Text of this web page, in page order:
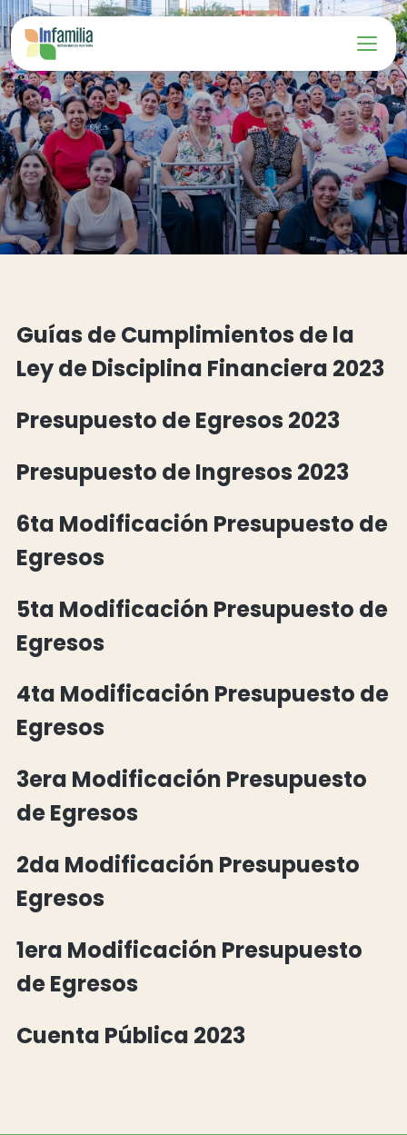
Guías de Cumplimientos de la
Ley de Disciplina Financiera 2023
Presupuesto de Egresos 2023
Presupuesto de Ingresos 2023
6ta Modificación Presupuesto de
Egresos
5ta Modificación Presupuesto de
Egresos
4ta Modificación Presupuesto de
Egresos
3era Modificación Presupuesto
de Egresos
2da Modificación Presupuesto
Egresos
1era Modificación Presupuesto
de Egresos
Cuenta Pública 2023